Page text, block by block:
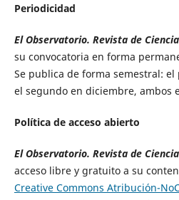
Periodicidad
El Observatorio. Revista de
su convocatoria en forma
Se publica de forma semestral:
el segundo en diciembre, ambos
Política de acceso abierto
El Observatorio. Revista de
acceso libre y gratuito a su
Creative Commons Atribución-